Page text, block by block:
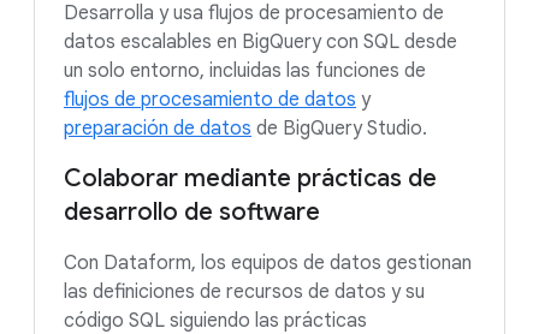
Desarrolla y usa flujos de procesamiento de
datos escalables en BigQuery con SQL desde
un solo entorno, incluidas las funciones de
flujos de procesamiento de datos y
preparación de datos de BigQuery Studio.
Colaborar mediante prácticas de
desarrollo de software
Con Dataform, los equipos de datos gestionan
las definiciones de recursos de datos y su
código SQL siguiendo las prácticas